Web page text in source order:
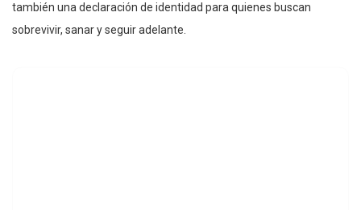
también una declaración de identidad para quienes buscan
sobrevivir, sanar y seguir adelante.